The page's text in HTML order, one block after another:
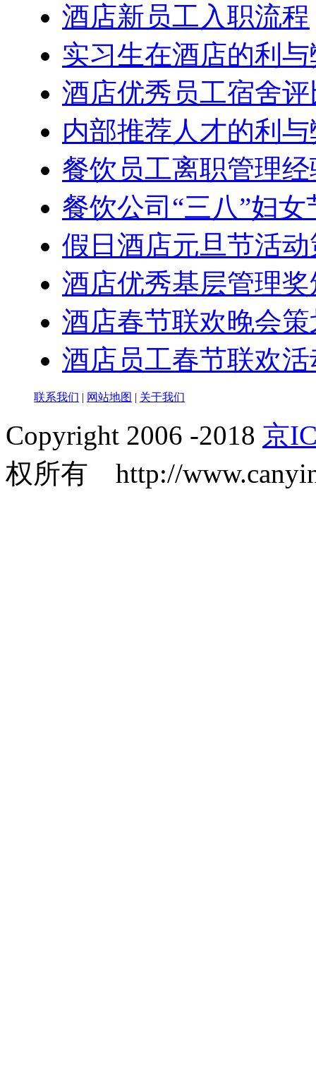
酒店新员工入职流程
实习生在酒店的利与
酒店优秀员工宿舍
内部推荐人才的利与
餐饮员工离职管理经
餐饮公司“三八”妇
假日酒店元旦节活
酒店优秀基层管理
酒店春节联欢晚会
酒店员工春节联欢
联系我们 | 网站地图 | 关于我们
Copyright 2006 -2018 京
权所有 http://